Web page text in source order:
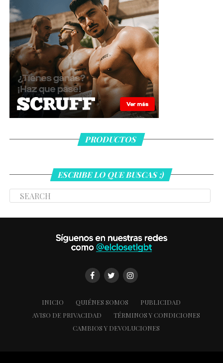
PRODUCTOS
ESCRIBE LO QUE BUSCAS ;)
INICIO QUIÉNES SOMOS
PUBLICIDAD
AVISO DE PRIVACIDAD
TÉRMINOS Y CONDICIONES
CAMBIOS Y DEVOLUCIONES